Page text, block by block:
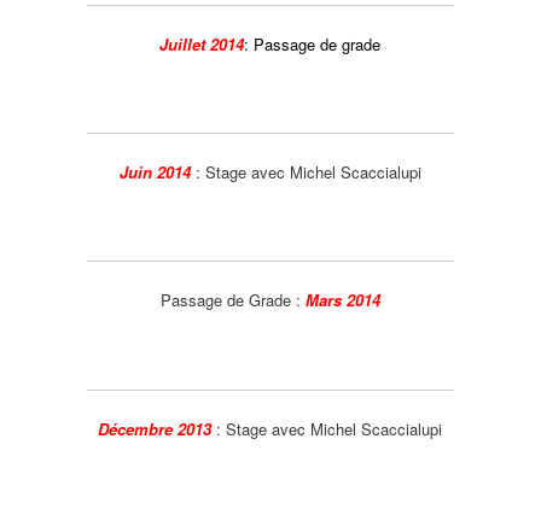
Juillet 2014: Passage de grade
Juin 2014 : Stage avec Michel Scaccialupi
Passage de Grade: Mars 2014
Décembre 2013 : Stage avec Michel Scaccialupi